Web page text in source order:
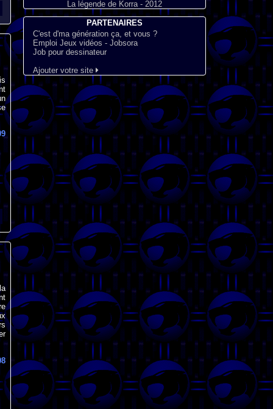
La légende de Korra - 2012
PARTENAIRES
C'est d'ma génération ça, et vous ?
Emploi Jeux vidéos - Jobsora
Job pour dessinateur
Ajouter votre site